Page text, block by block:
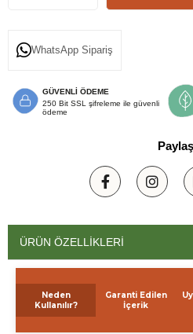
WhatsApp Sipariş
GÜVENLİ ÖDEME
250 Bit SSL şifreleme ile güvenli
ödeme
Paylaş
ÜRÜN ÖZELLIKLERI
Neden
Kullanılır?
Garanti Edilen
İçerik